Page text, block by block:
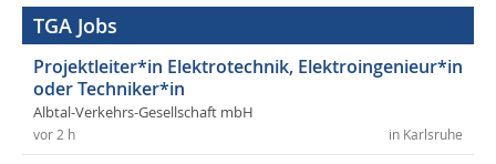
TGA Jobs
Projektleiter*in Elektrotechnik, Elektroingenieur*in
oder Techniker*in
Albtal-Verkehrs-Gesellschaft mbH
in Karlsruhe
vor 2 h